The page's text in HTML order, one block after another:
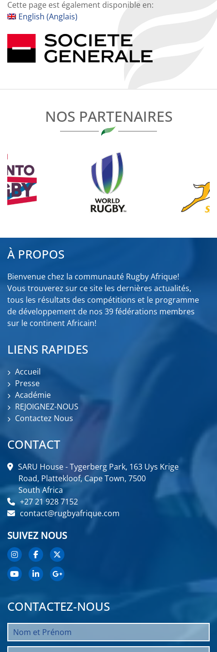
Cette page est également disponible en:
English (Anglais)
NOS PARTENAIRES
À PROPOS
Bienvenue chez la communauté Rugby Afrique!
Vous trouverez sur ce site les dernières actualités,
tous les résultats des compétitions et le programme
de développement de nos 39 fédérations membres
sur le continent Africain!
LIENS RAPIDES
Accueil
Presse
Académie
REJOIGNEZ-NOUS
Contactez Nous
CONTACT
SARU House - Tygerberg Park, 163 Uys Krige
Road, Plattekloof, Cape Town, 7500
South Africa
+27 21 928 7152
contact@rugbyafrique.com
SUIVEZ NOUS
CONTACTEZ-NOUS